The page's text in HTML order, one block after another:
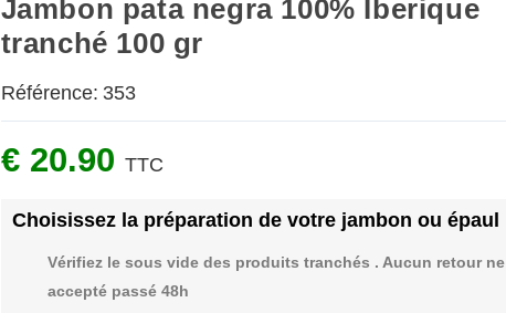
Jambon pata negra 100% Iberique
tranché 100 gr
Référence: 353
€ 20.90 TTC
Choisissez la préparation de votre jambon ou épaul
Vérifiez le sous vide des produits tranchés . Aucun retour ne
accepté passé 48h